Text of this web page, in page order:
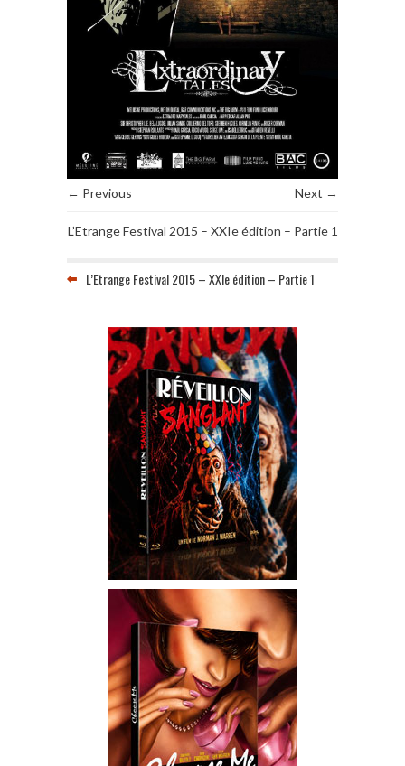
← Previous Next →
L’Etrange Festival 2015 – XXIe édition – Partie 1
L’Etrange Festival 2015 – XXIe édition – Partie 1